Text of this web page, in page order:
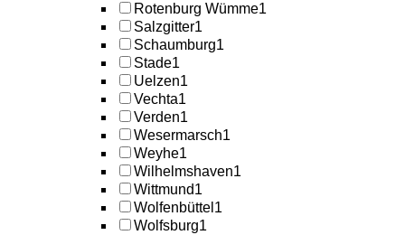
Rotenburg Wümme1
Salzgitter1
Schaumburg1
Stade1
Uelzen1
Vechta1
Verden1
Wesermarsch1
Weyhe1
Wilhelmshaven1
Wittmund1
Wolfenbüttel 1
Wolfsburg1